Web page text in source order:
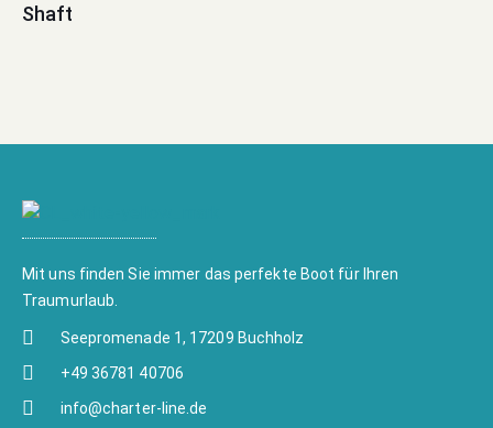
Shaft
Mit uns finden Sie immer das perfekte Boot für Ihren
Traumurlaub.
Seepromenade 1, 17209 Buchholz
+49 36781 40706
info@charter-line.de